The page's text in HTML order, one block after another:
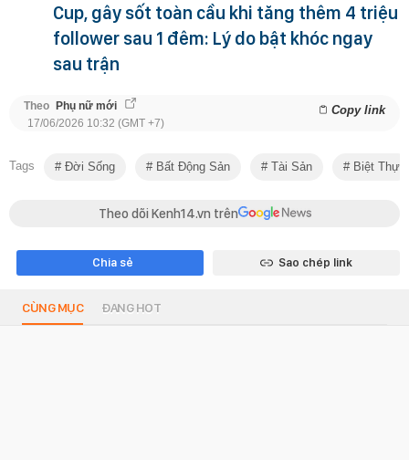
Cup, gây sốt toàn cầu khi tăng thêm 4 triệu
follower sau 1 đêm: Lý do bật khóc ngay
sau trận
Theo Phụ nữ mới Copy link
17/06/2026 10:32 (GMT +7)
Tags Đời Sống Bất Động Sản Tài Sản Biệt Thự
Theo dõi Kenh14.vn trên
Chia sẻ Sao chép link
CÙNG MỤC ĐANG HOT